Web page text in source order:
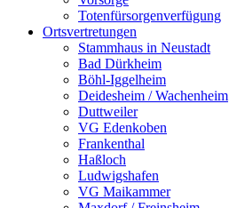
Totenfürsorgenverfügung
Ortsvertretungen
Stammhaus in Neustadt
Bad Dürkheim
Böhl-Iggelheim
Deidesheim / Wachenheim
Duttweiler
VG Edenkoben
Frankenthal
Haßloch
Ludwigshafen
VG Maikammer